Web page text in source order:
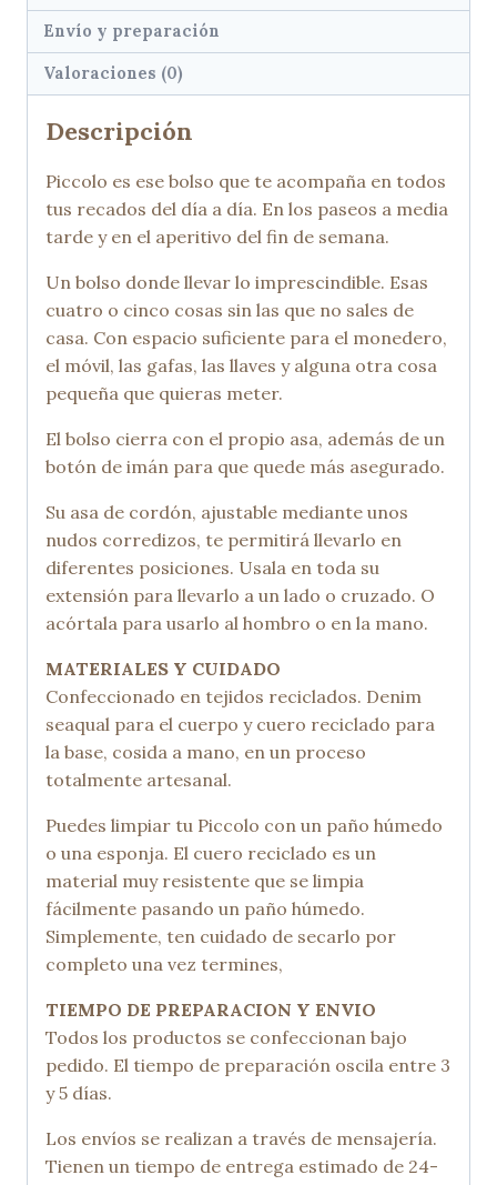
Envío y preparación
Valoraciones (0)
Descripción
Piccolo es ese bolso que te acompaña en todos
tus recados del día a día. En los paseos a media
tarde y en el aperitivo del fin de semana.
Un bolso donde llevar lo imprescindible. Esas
cuatro o cinco cosas sin las que no sales de
casa. Con espacio suficiente para el monedero,
el móvil, las gafas, las llaves y alguna otra cosa
pequeña que quieras meter.
El bolso cierra con el propio asa, además de un
botón de imán para que quede más asegurado.
Su asa de cordón, ajustable mediante unos
nudos corredizos, te permitirá llevarlo en
diferentes posiciones. Usala en toda su
extensión para llevarlo a un lado o cruzado. O
acórtala para usarlo al hombro o en la mano.
MATERIALES Y CUIDADO
Confeccionado en tejidos reciclados. Denim
seaqual para el cuerpo y cuero reciclado para
la base, cosida a mano, en un proceso
totalmente artesanal.
Puedes limpiar tu Piccolo con un paño húmedo
o una esponja. El cuero reciclado es un
material muy resistente que se limpia
fácilmente pasando un paño húmedo.
Simplemente, ten cuidado de secarlo por
completo una vez termines,
TIEMPO DE PREPARACION Y ENVIO
Todos los productos se confeccionan bajo
pedido. El tiempo de preparación oscila entre 3
y 5 días.
Los envíos se realizan a través de mensajería.
Tienen un tiempo de entrega estimado de 24-